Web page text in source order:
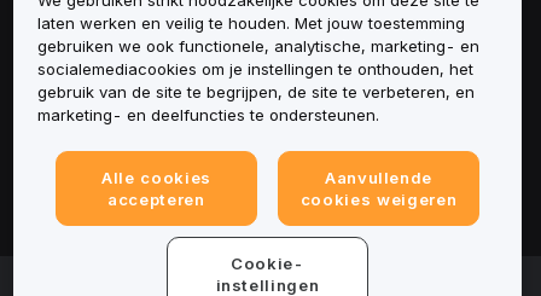
Diensten
Ondersteuning
Juridisch
© 2025-2026 Bybit.eu. Alle rechten voorbehouden.
laten werken en veilig te houden. Met jouw toestemming
gebruiken we ook functionele, analytische, marketing- en
socialemediacookies om je instellingen te onthouden, het
gebruik van de site te begrijpen, de site te verbeteren, en
marketing- en deelfuncties te ondersteunen.
Alle cookies
accepteren
Aanvullende
cookies weigeren
Cookie-
instellingen